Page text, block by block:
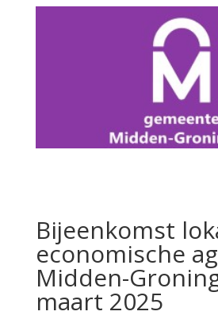
Bijeenkomst
economische
Midden-
maart 2025